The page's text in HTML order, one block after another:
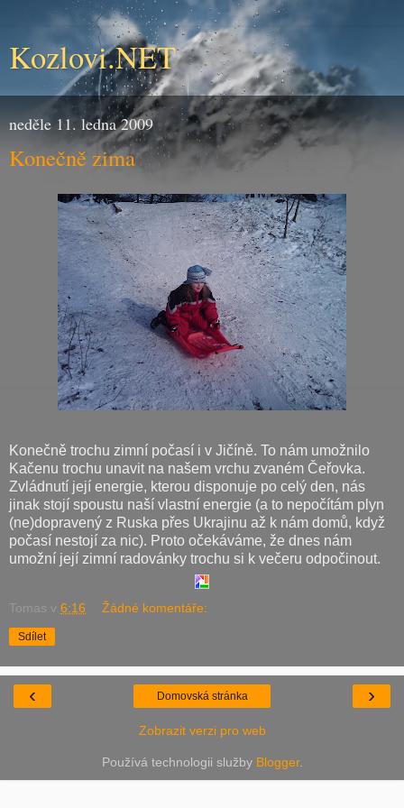
Kozlovi.NET
neděle 11. ledna 2009
Konečně zima
Konečně trochu zimní počasí i v Jičíně. To nám umožnilo
Kačenu trochu unavit na našem vrchu zvaném Čeřovka.
Zvládnutí její energie, kterou disponuje po celý den, nás
jinak stojí spoustu naší vlastní energie (a to nepočítám plyn
(ne)dopravený z Ruska přes Ukrajinu až k nám domů, když
počasí nestojí za nic). Proto očekáváme, že dnes nám
umožní její zimní radovánky trochu si k večeru odpočinout.
Tomas v 6:16 Žádné komentáře:
Sdílet
‹ ›
Domovská stránka
Zobrazit verzi pro web
Používá technologii služby Blogger.